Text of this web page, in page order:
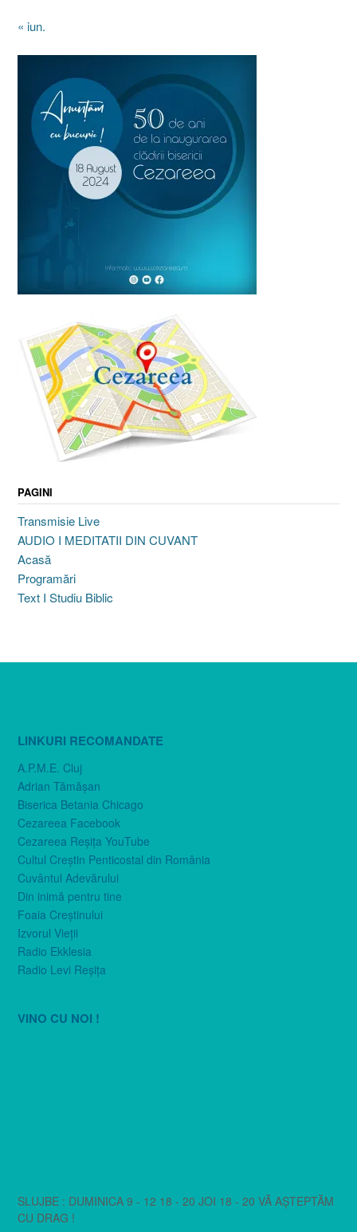
« iun.
PAGINI
Transmisie Live
AUDIO I MEDITATII DIN CUVANT
Acasă
Programări
Text I Studiu Biblic
LINKURI RECOMANDATE
A.P.M.E. Cluj
Adrian Tămăşan
Biserica Betania Chicago
Cezareea Facebook
Cezareea Reşiţa YouTube
Cultul Creştin Penticostal din România
Cuvântul Adevărului
Din inimă pentru tine
Foaia Creştinului
Izvorul Vieţii
Radio Ekklesia
Radio Levi Reşiţa
VINO CU NOI !
SLUJBE : DUMINICA 9 - 12 18 - 20 JOI 18 - 20 VĂ AȘTEPTĂM
CU DRAG !